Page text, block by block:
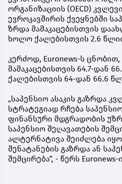
ორგანიზაციის (OECD)
ევროკავშირის ქვეყნებში
ზრდა მამაკაცებისთვის
ხოლო ქალებისთვის 2.6
კერძოდ, Euronews-ს ცნობით,
მამაკაცებისთვის 64.7-დან
ქალებისთვის 64-დან 66.6
„საპენსიო ასაკის გაზრდა
სტრატეგიად რჩება
ფინანსური მდგრადობის
საპენსიო შეღავათების
ალტერნატივა შეიძლება
შენატანების გაზრდა ან
შემცირება“, - წერს Euronews-